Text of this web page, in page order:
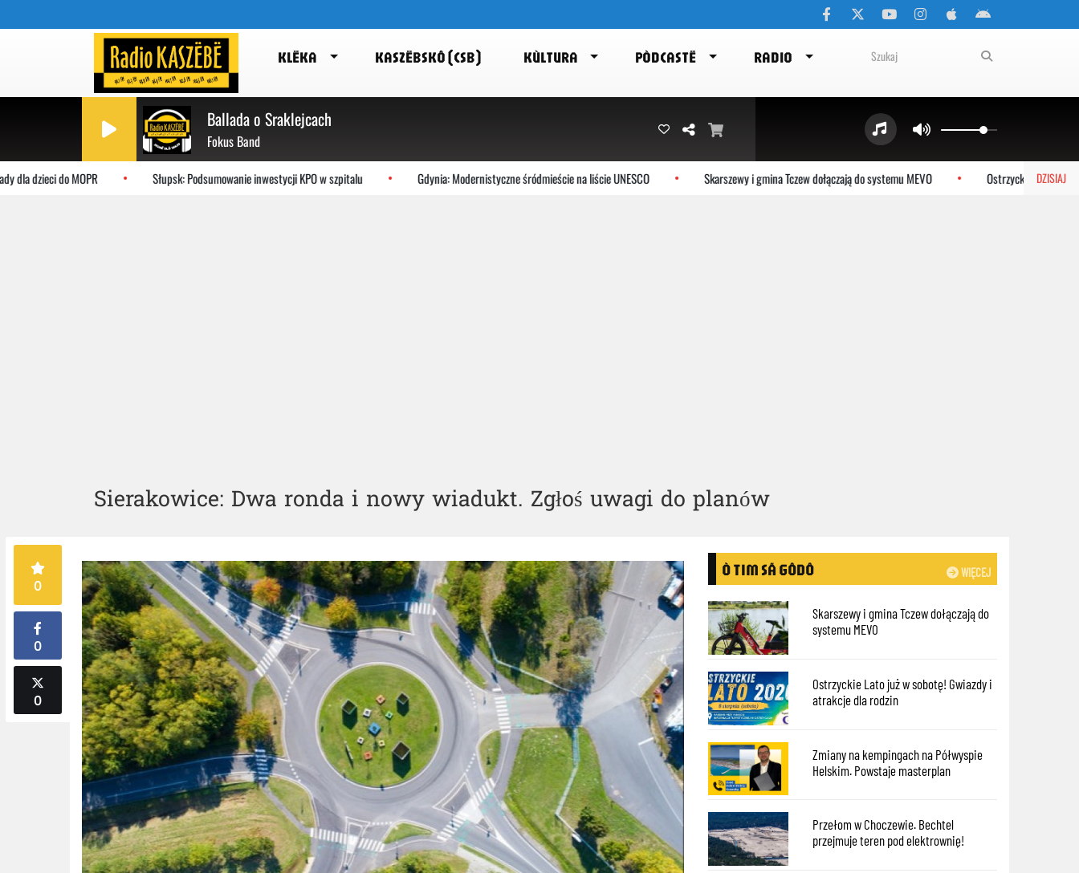
KLËKA KASZËBSKÔ (CSB) KÙLTURA PÒDCASTË RADIO
Ballada o Sraklejcach
Fokus Band
DZISIAJ
do MOPR Słupsk: Podsumowanie inwestycji KPO w szpitalu Gdynia: Modernistyczne śródmieście na liście UNESCO Skarszewy i gmina Tczew dołączają do systemu MEVO Ostrzyckie Lato już w
Sierakowice: Dwa ronda i nowy wiadukt. Zgłoś uwagi do planów
0
0
0
WIĘCEJ
Ò TIM SÃ GÔDÔ
Skarszewy i gmina Tczew dołączają do
systemu MEVO
Ostrzyckie Lato już w sobotę! Gwiazdy i
atrakcje dla rodzin
Zmiany na kempingach na Półwyspie
Helskim. Powstaje masterplan
Przełom w Choczewie. Bechtel
przejmuje teren pod elektrownię!